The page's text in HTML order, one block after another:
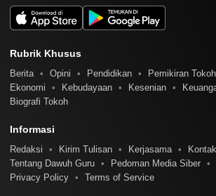
Rubrik Khusus
Berita Opini Pendidikan Pemikiran Tokoh
Ekonomi
Kebudayaan Kesenian
Biografi Tokoh
Informasi
Redaksi Kirim Tulisan Kerjasama
Kontak
Tentang Dawuh Guru
Pedoman Media Siber
Privacy Policy
Terms of Service